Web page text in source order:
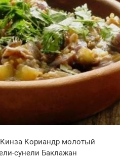
Кинза Кориандр молотый
сунели Баклажан